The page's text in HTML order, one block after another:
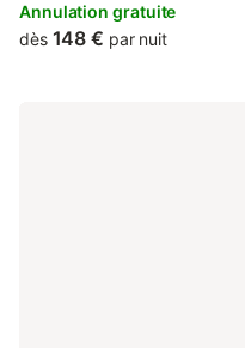
Halle.
Annulation gratuite
dès 148 € par nuit